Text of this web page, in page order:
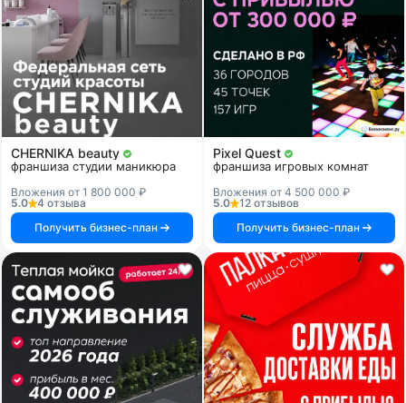
CHERNIKA beauty
франшиза студии маникюра
Вложения от 1 800 000 ₽
5.0
4 отзыва
Получить бизнес-план
Pixel Quest
франшиза игровых комнат
Вложения от 4 500 000 ₽
5.0
12 отзывов
Получить бизнес-план